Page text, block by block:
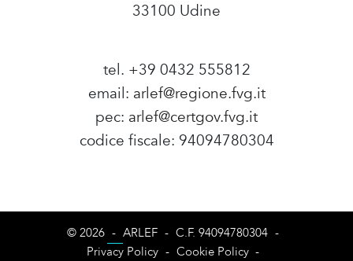
33100 Udine
tel. +39 0432 555812
email: arlef@regione.fvg.it
pec: arlef@certgov.fvg.it
codice fiscale: 94094780304
© 2026 - ARLEF - C.F. 94094780304 -
Privacy Policy - Cookie Policy -